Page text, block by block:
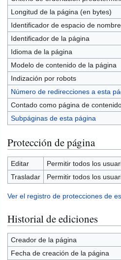
Longitud de la página (en bytes)
Identificador de espacio de
Identificador de la página
Idioma de la página
Modelo de contenido de la página
Indización por robots
Número de redirecciones a esta
Contado como página de
Subpáginas de esta página
Protección de página
Editar
Permitir todos los
Trasladar
Permitir todos los
Ver el registro de protecciones de
Historial de ediciones
Creador de la página
Fecha de creación de la página